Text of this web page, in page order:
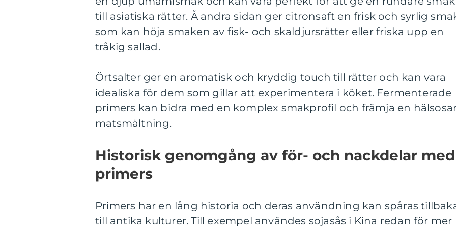
till asiatiska rätter. Å andra sidan ger citronsaft en frisk och syrlig
som kan höja smaken av fisk- och skaldjursrätter eller friska upp en
tråkig sallad.
Örtsalter ger en aromatisk och kryddig touch till rätter och kan vara
idealiska för dem som gillar att experimentera i köket. Fermenterade
primers kan bidra med en komplex smakprofil och främja en
matsmältning.
Historisk genomgång av för- och nackdelar med
primers
Primers har en lång historia och deras användning kan spåras
till antika kulturer. Till exempel användes sojasås i Kina redan för mer